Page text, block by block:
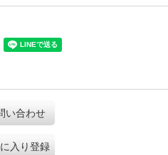
い合わせ
入り登録